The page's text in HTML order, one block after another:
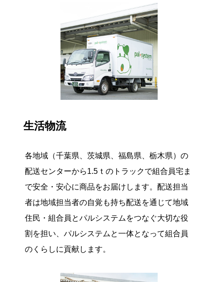
生活物流
各地域（千葉県、茨城県、福島県、栃木県）の
配送センターから1.5ｔのトラックで組合員宅ま
で安全・安心に商品をお届けします。配送担当
者は地域担当者の自覚も持ち配送を通じて地域
住民・組合員とパルシステムをつなぐ大切な役
割を担い、パルシステムと一体となって組合員
のくらしに貢献します。